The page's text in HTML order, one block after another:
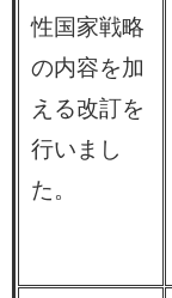
性国家戦略
の内容を加
える改訂を
行いまし
た。